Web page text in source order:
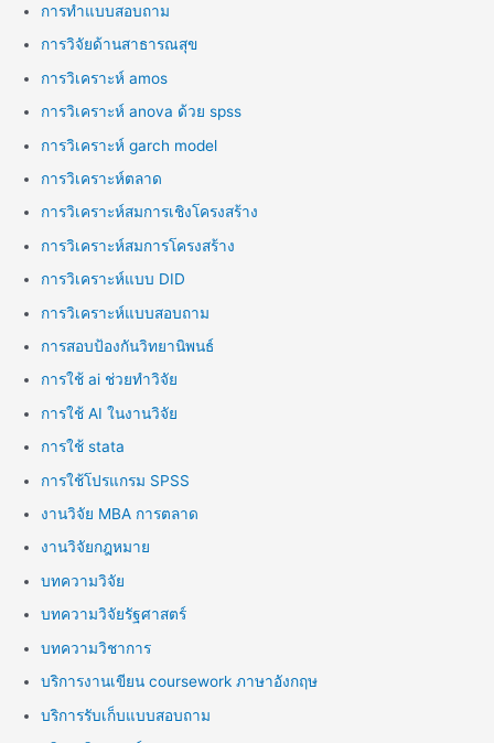
การทำแบบสอบถาม
การวิจัยด้านสาธารณสุข
การวิเคราะห์ amos
การวิเคราะห์ anova ด้วย spss
การวิเคราะห์ garch model
การวิเคราะห์ตลาด
การวิเคราะห์สมการเชิงโครงสร้าง
การวิเคราะห์สมการโครงสร้าง
การวิเคราะห์แบบ DID
การวิเคราะห์แบบสอบถาม
การสอบป้องกันวิทยานิพนธ์
การใช้ ai ช่วยทำวิจัย
การใช้ AI ในงานวิจัย
การใช้ stata
การใช้โปรแกรม SPSS
งานวิจัย MBA การตลาด
งานวิจัยกฎหมาย
บทความวิจัย
บทความวิจัยรัฐศาสตร์
บทความวิชาการ
บริการงานเขียน coursework ภาษาอังกฤษ
บริการรับเก็บแบบสอบถาม